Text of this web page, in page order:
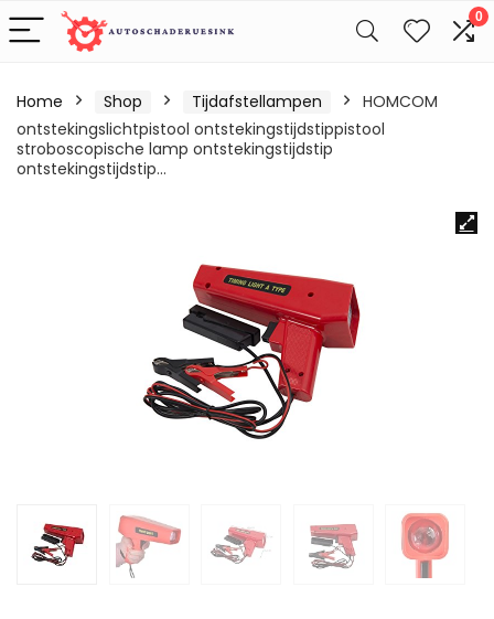
0
Home Shop Tijdafstellampen
HOMCOM
ontstekingslichtpistool ontstekingstijdstippistool
stroboscopische lamp ontstekingstijdstip
ontstekingstijdstip…